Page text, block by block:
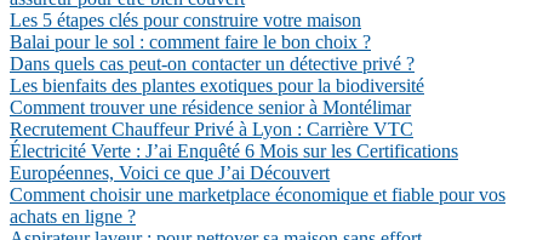
Les 5 étapes clés pour construire votre maison
Balai pour le sol : comment faire le bon choix ?
Dans quels cas peut-on contacter un détective privé ?
Les bienfaits des plantes exotiques pour la biodiversité
Comment trouver une résidence senior à Montélimar
Recrutement Chauffeur Privé à Lyon : Carrière VTC
Électricité Verte : J’ai Enquêté 6 Mois sur les Certifications
Européennes, Voici ce que J’ai Découvert
Comment choisir une marketplace économique et fiable pour vos
achats en ligne ?